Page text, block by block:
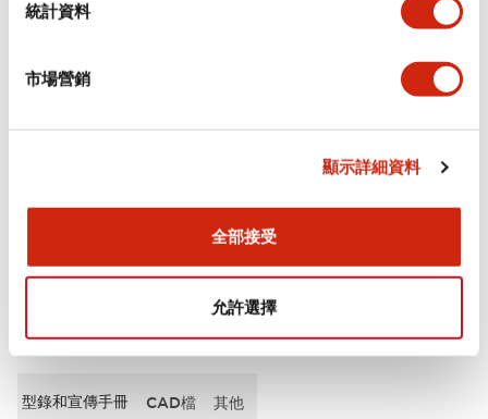
統計資料
市場營銷
顯示詳細資料
全部接受
允許選擇
電氣規範（額定照明部分）
環境規範
型錄和宣傳手冊 CAD檔 其他